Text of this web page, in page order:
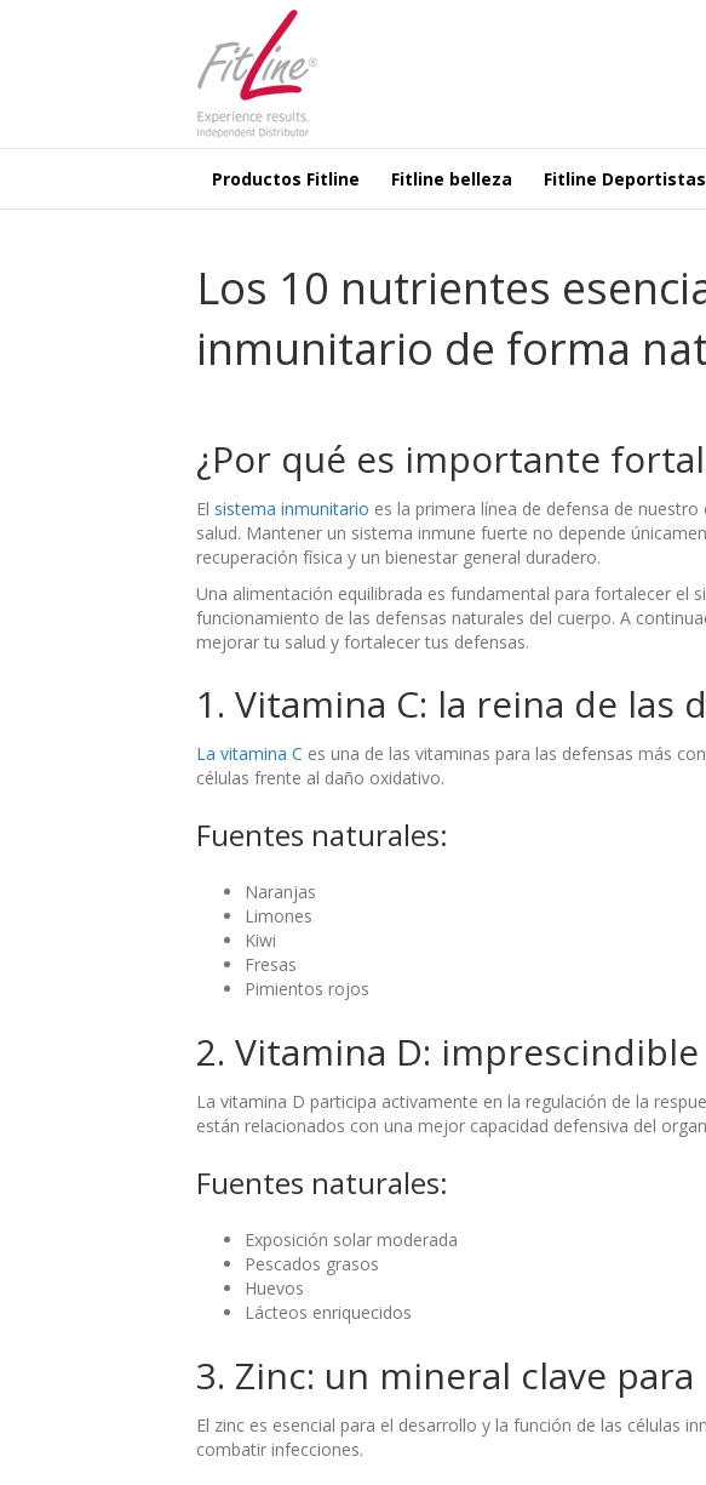
Productos Fitline Fitline belleza Fitline Deportistas
Los 10 nutrientes
inmunitario de forma
¿Por qué es importante
El sistema inmunitario es la primera línea de defensa de
salud. Mantener un sistema inmune fuerte no depende
recuperación física y un bienestar general duradero.
Una alimentación equilibrada es fundamental para fortalecer el
funcionamiento de las defensas naturales del cuerpo. A
mejorar tu salud y fortalecer tus defensas.
1. Vitamina C: la reina de las
La vitamina C es una de las vitaminas para las defensas más
células frente al daño oxidativo.
Fuentes naturales:
Naranjas
Limones
Kiwi
Fresas
Pimientos rojos
2. Vitamina D:
La vitamina D participa activamente en la regulación de la
están relacionados con una mejor capacidad defensiva del
Fuentes naturales:
Exposición solar moderada
Pescados grasos
Huevos
Lácteos enriquecidos
3. Zinc: un mineral clave
El zinc es esencial para el desarrollo y la función de las células
combatir infecciones.